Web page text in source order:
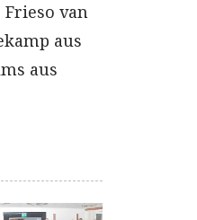
van
aus
aus